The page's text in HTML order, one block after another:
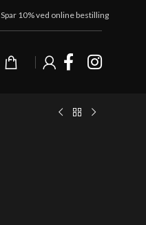
Spar 10% ved online bestilling